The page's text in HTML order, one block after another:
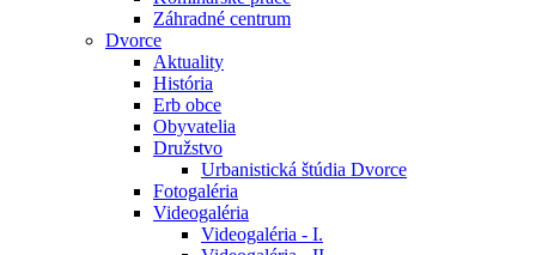
Záhradné centrum
Dvorce
Aktuality
História
Erb obce
Obyvatelia
Družstvo
Urbanistická štúdia Dvorce
Fotogaléria
Videogaléria
Videogaléria - I.